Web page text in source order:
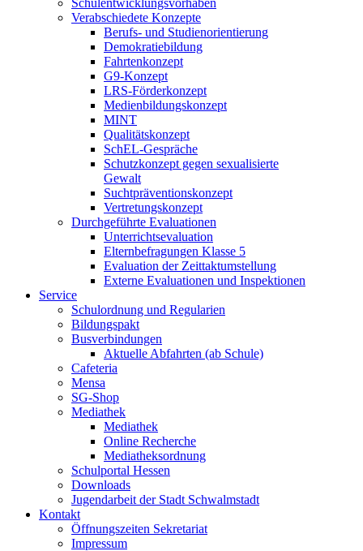
Schulentwicklungsvorhaben
Verabschiedete Konzepte
Berufs- und Studienorientierung
Demokratiebildung
Fahrtenkonzept
G9-Konzept
LRS-Förderkonzept
Medienbildungskonzept
MINT
Qualitätskonzept
SchEL-Gespräche
Schutzkonzept gegen sexualisierte
Gewalt
Suchtpräventionskonzept
Vertretungskonzept
Durchgeführte Evaluationen
Unterrichtsevaluation
Elternbefragungen Klasse 5
Evaluation der Zeittaktumstellung
Externe Evaluationen und Inspektionen
Service
Schulordnung und Regularien
Bildungspakt
Busverbindungen
Aktuelle Abfahrten (ab Schule)
Cafeteria
Mensa
SG-Shop
Mediathek
Mediathek
Online Recherche
Mediatheksordnung
Schulportal Hessen
Downloads
Jugendarbeit der Stadt Schwalmstadt
Kontakt
Öffnungszeiten Sekretariat
Impressum